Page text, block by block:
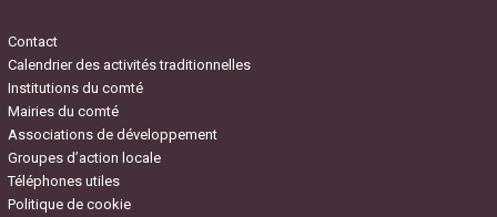
Contact
Calendrier des activités traditionnelles
Institutions du comté
Mairies du comté
Associations de développement
Groupes d’action locale
Téléphones utiles
Politique de cookie